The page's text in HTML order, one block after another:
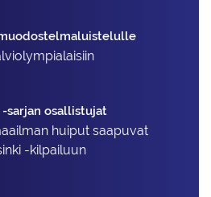
-sarjan osallistujat
huiput saapuvat
-kilpailuun